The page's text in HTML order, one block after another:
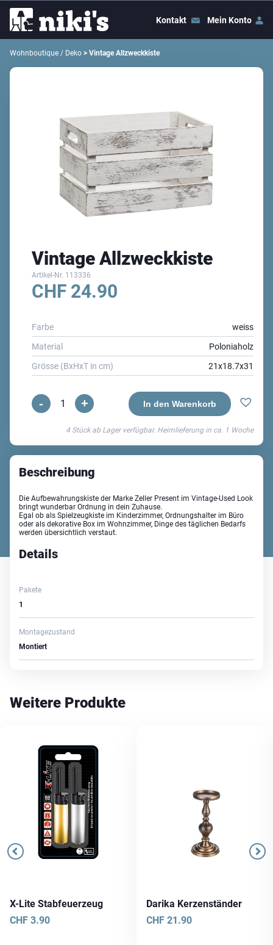
Kontakt Mein Konto
Wohnboutique / Deko > Vintage Allzweckkiste
Vintage Allzweckkiste
Artikel-Nr. 113336
CHF 24.90
Farbe
weiss
Material
Poloniaholz
Grösse (BxHxT in cm)
21x18.7x31
-
Vintage
Menge
+ In den Warenkorb
4 Stück ab Lager verfügbar. Heimlieferung in ca. 1 Woche
Beschreibung
Die Aufbewahrungskiste der Marke Zeller Present im Vintage-Used Look
bringt wunderbar Ordnung in dein Zuhause.
Egal ob als Spielzeugkiste im Kinderzimmer, Ordnungshalter im Büro
oder als dekorative Box im Wohnzimmer, Dinge des täglichen Bedarfs
werden übersichtlich verstaut.
Details
Pakete
1
Montagezustand
Montiert
Weitere Produkte
X-Lite Stabfeuerzeug
CHF 3.90
Darika Kerzenständer
CHF 21.90